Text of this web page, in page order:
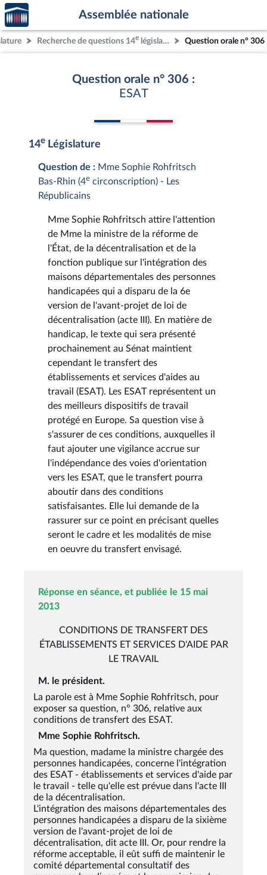
Aller au contenu
Aller en bas de la page
Accèder
à la
page
d'accueil
Assemblée nationale
Recherche de questions 14e législature Question orale n° 306
Question orale n° 306 :
ESAT
14e Législature
Question de : Mme Sophie Rohfritsch
Bas-Rhin (4e circonscription) - Les
Républicains
Mme Sophie Rohfritsch attire l'attention
de Mme la ministre de la réforme de
l'État, de la décentralisation et de la
fonction publique sur l'intégration des
maisons départementales des personnes
handicapées qui a disparu de la 6e
version de l'avant-projet de loi de
décentralisation (acte III). En matière de
handicap, le texte qui sera présenté
prochainement au Sénat maintient
cependant le transfert des
établissements et services d'aides au
travail (ESAT). Les ESAT représentent un
des meilleurs dispositifs de travail
protégé en Europe. Sa question vise à
s'assurer de ces conditions, auxquelles il
faut ajouter une vigilance accrue sur
l'indépendance des voies d'orientation
vers les ESAT, que le transfert pourra
aboutir dans des conditions
satisfaisantes. Elle lui demande de la
rassurer sur ce point en précisant quelles
seront le cadre et les modalités de mise
en oeuvre du transfert envisagé.
Réponse en séance, et publiée le 15 mai
2013
CONDITIONS DE TRANSFERT DES
ÉTABLISSEMENTS ET SERVICES D'AIDE PAR
LE TRAVAIL
M. le président.
La parole est à Mme Sophie Rohfritsch, pour
exposer sa question, n° 306, relative aux
conditions de transfert des ESAT.
Mme Sophie Rohfritsch.
Ma question, madame la ministre chargée des
personnes handicapées, concerne l'intégration
des ESAT - établissements et services d'aide par
le travail - telle qu'elle est prévue dans l'acte III
de la décentralisation.
L'intégration des maisons départementales des
personnes handicapées a disparu de la sixième
version de l'avant-projet de loi de
décentralisation, dit acte III. Or, pour rendre la
réforme acceptable, il eût suffi de maintenir le
comité départemental consultatif des